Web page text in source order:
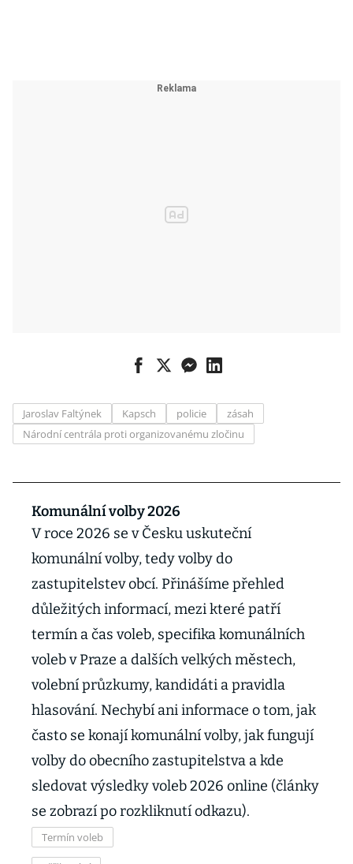
Jaroslav Faltýnek Kapsch policie
zásah
Národní centrála proti organizovanému zločinu
Komunální volby 2026
V roce 2026 se v Česku uskuteční
komunální volby, tedy volby do
zastupitelstev obcí. Přinášíme přehled
důležitých informací, mezi které patří
termín a čas voleb, specifika komunálních
voleb v Praze a dalších velkých městech,
volební průzkumy, kandidáti a pravidla
hlasování. Nechybí ani informace o tom, jak
často se konají komunální volby, jak fungují
volby do obecního zastupitelstva a kde
sledovat výsledky voleb 2026 online (články
se zobrazí po rozkliknutí odkazu).
Termín voleb